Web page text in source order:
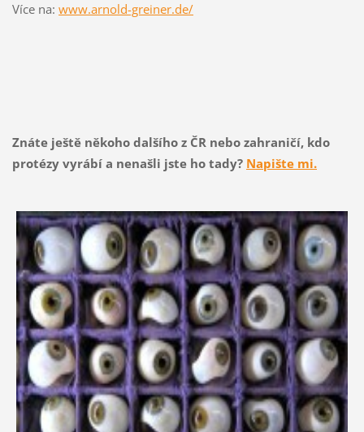
Více na: www.arnold-greiner.de/
Znáte ještě někoho dalšího z ČR nebo zahraničí, kdo
protézy vyrábí a nenašli jste ho tady? Napište mi.